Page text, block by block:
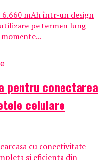
6.660 mAh într-un design
pe termen lung
pentru conectarea
celulare
cu conectivitate
si eficienta din